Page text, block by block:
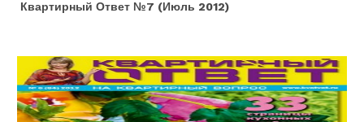
Квартирный Ответ №7 (июль 2012)